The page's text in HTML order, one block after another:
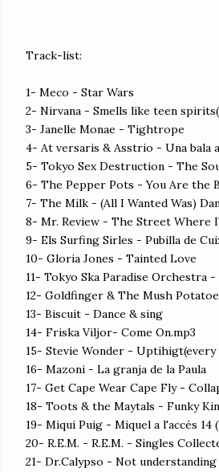
Track-list:
1- Meco - Star Wars
2- Nirvana - Smells like teen
3- Janelle Monae - Tightrope
4- At versaris & Asstrio - Una bala
5- Tokyo Sex Destruction - The
6- The Pepper Pots - You Are the
7- The Milk - (All I Wanted Was)
8- Mr. Review - The Street Where
9- Els Surfing Sirles - Pubilla de
10- Gloria Jones - Tainted Love
11- Tokyo Ska Paradise Orchestra
12- Goldfinger & The Mush
13- Biscuit - Dance & sing
14- Friska Viljor- Come On.mp3
15- Stevie Wonder -
16- Mazoni - La granja de la Paula
17- Get Cape Wear Cape Fly -
18- Toots & the Maytals - Funky
19- Miqui Puig - Miquel a l'accés 14
20- R.E.M. - R.E.M. - Singles
21- Dr.Calypso - Not understanding